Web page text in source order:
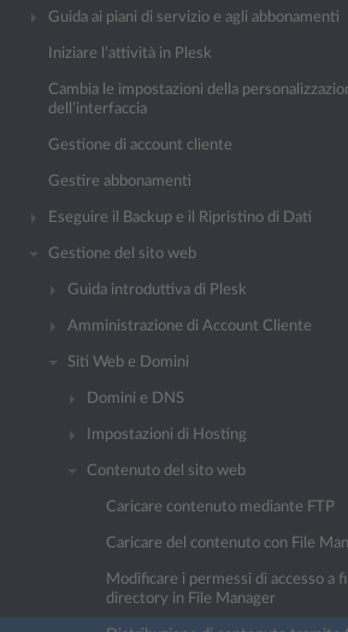
Guida ai piani di servizio e agli abbonamenti
Iniziare l’attività in Plesk
Cambia le impostazioni della
dell’interfaccia
Gestione di account cliente
Gestire abbonamenti
Eseguire il Backup e il Ripristino di Dati
Gestione del sito web
Guida introduttiva di Plesk
Amministrazione di Account Cliente
Siti Web e Domini
Domini e DNS
Impostazioni di Hosting
Contenuto del sito web
Caricare contenuto mediante FTP
Caricare del contenuto con File
Modificare i permessi di accesso a
directory in File Manager